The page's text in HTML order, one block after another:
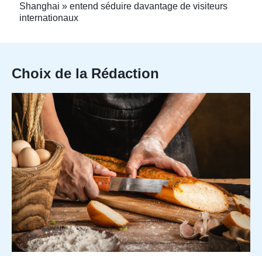
Shanghai » entend séduire davantage de visiteurs
internationaux
Choix de la Rédaction